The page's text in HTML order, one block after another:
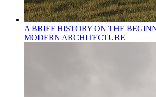
A BRIEF HISTORY ON THE
MODERN ARCHITECTURE